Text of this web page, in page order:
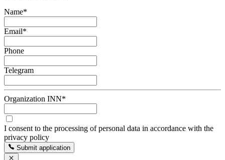
Name*
Email*
Phone
Telegram
Organization INN*
I consent to the processing of personal data in accordance with the
privacy policy
Submit application